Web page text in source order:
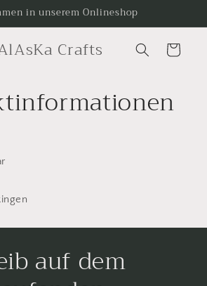
in unserem Onlineshop
Crafts Warenkorb
auf dem